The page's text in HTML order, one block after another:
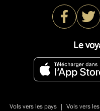
Le
Vols vers les pays | Vols vers